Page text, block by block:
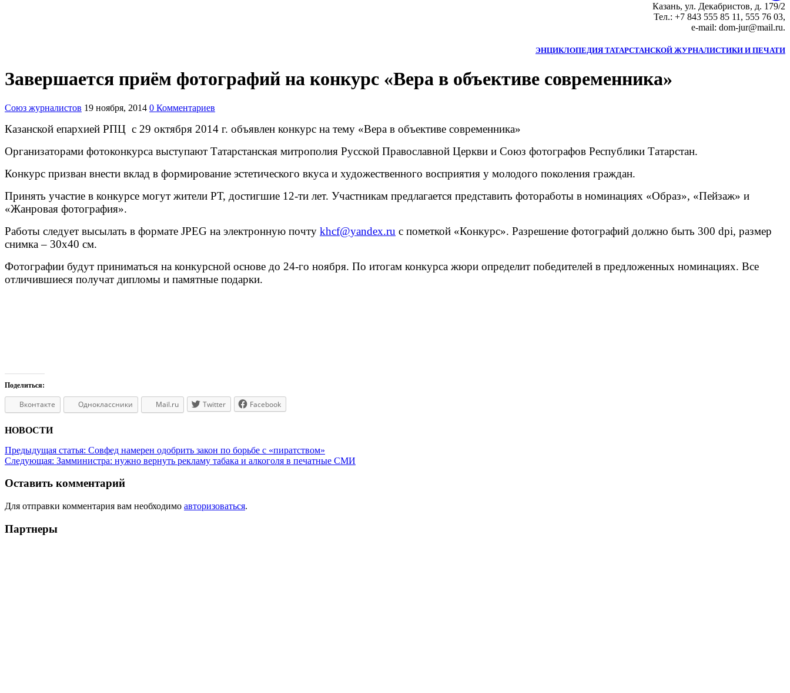
Казань, ул. Декабристов, д. 179/2
Тел.: +7 843 555 85 11, 555 76 03,
e-mail: dom-jur@mail.ru.
ЭНЦИКЛОПЕДИЯ ТАТАРСТАНСКОЙ ЖУРНАЛИСТИКИ И ПЕЧАТИ
Завершается приём фотографий на конкурс «Вера в объективе современника»
Союз журналистов 19 ноября, 2014 0 Комментариев
Казанской епархией РПЦ с 29 октября 2014 г. объявлен конкурс на тему «Вера в объективе современника»
Организаторами фотоконкурса выступают Татарстанская митрополия Русской Православной Церкви и Союз фотографов Республики Татарстан.
Конкурс призван внести вклад в формирование эстетического вкуса и художественного восприятия у молодого поколения граждан.
Принять участие в конкурсе могут жители РТ, достигшие 12-ти лет. Участникам предлагается представить фотоработы в номинациях «Образ», «Пейзаж» и
«Жанровая фотография».
Работы следует высылать в формате JPEG на электронную почту khcf@yandex.ru с пометкой «Конкурс». Разрешение фотографий должно быть 300 dpi, размер
снимка – 30х40 см.
Фотографии будут приниматься на конкурсной основе до 24-го ноября. По итогам конкурса жюри определит победителей в предложенных номинациях. Все
отличившиеся получат дипломы и памятные подарки.
Поделиться:
Вконтакте Одноклассники Mail.ru Twitter Facebook
НОВОСТИ
Предыдущая статья: Совфед намерен одобрить закон по борьбе с «пиратством»
Следующая: Замминистра: нужно вернуть рекламу табака и алкоголя в печатные СМИ
Оставить комментарий
Для отправки комментария вам необходимо авторизоваться.
Партнеры